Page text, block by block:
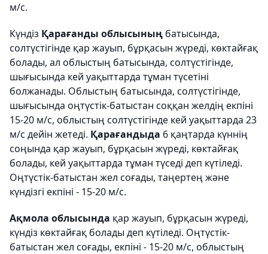
м/с.
Күндіз Қарағанды облысының батысында,
солтүстігінде қар жауып, бұрқасын жүреді, көктайғақ
болады, ал облыстың батысында, солтүстігінде,
шығысында кей уақыттарда тұман түсетіні
болжанады. Облыстың батысында, солтүстігінде,
шығысында оңтүстік-батыстан соққан желдің екпіні
15-20 м/с, облыстың солтүстігінде кей уақыттарда 23
м/с дейін жетеді. Қарағандыда 6 қаңтарда күннің
соңында қар жауып, бұрқасын жүреді, көктайғақ
болады, кей уақыттарда тұман түседі деп күтіледі.
Оңтүстік-батыстан жел соғады, таңертең және
күндізгі екпіні - 15-20 м/с.
Ақмола облысында қар жауып, бұрқасын жүреді,
күндіз көктайғақ болады деп күтіледі. Оңтүстік-
батыстан жел соғады, екпіні - 15-20 м/с, облыстың